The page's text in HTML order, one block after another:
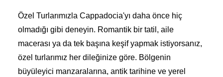
Özel Turlarımızla Cappadocia'yı daha önce hiç
olmadığı gibi deneyin. Romantik bir tatil, aile
macerası ya da tek başına keşif yapmak istiyorsanız,
özel turlarımız her dileğinize göre. Bölgenin
büyüleyici manzaralarına, antik tarihine ve yerel